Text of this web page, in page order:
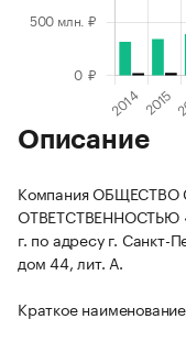
Описание
Компания
ОТВЕТСТВЕННОСТЬЮ
г. по адресу г. Санкт-
дом 44, лит. А.
Краткое